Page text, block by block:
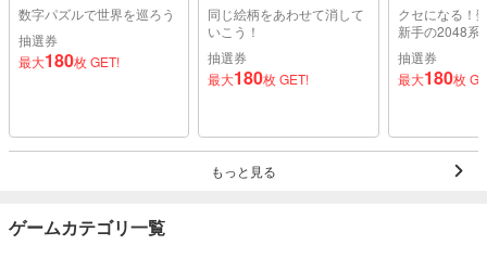
数字パズルで世界を巡ろう
抽選券
最大180枚 GET!
同じ絵柄をあわせて消して
いこう！
抽選券
最大180枚 GET!
クセになる！
新手の2048系
抽選券
最大180枚
もっと見る
ゲームカテゴリ一覧